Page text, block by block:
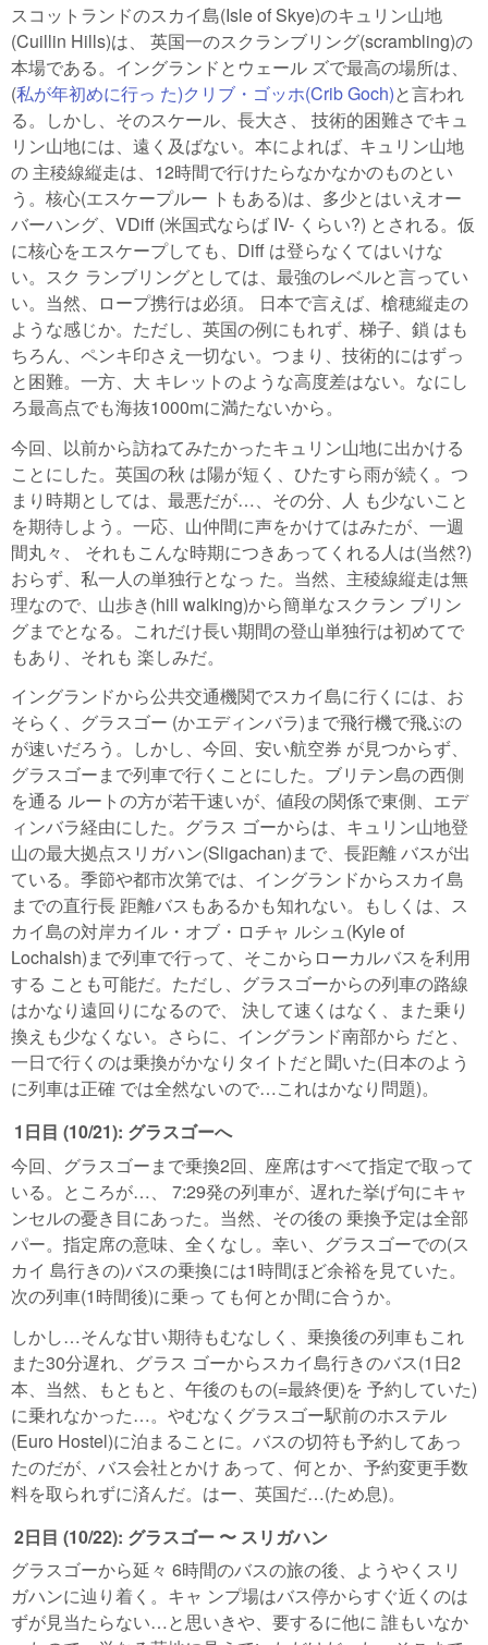
スコットランドのスカイ島(Isle of Skye)のキュリン山地
(Cuillin Hills)は、 英国一のスクランブリング(scrambling)の
本場である。イングランドとウェール ズで最高の場所は、
(私が年初めに行っ た)クリブ・ゴッホ(Crib Goch)と言われ
る。しかし、そのスケール、長大さ、 技術的困難さでキュ
リン山地には、遠く及ばない。本によれば、キュリン山地
の 主稜線縦走は、12時間で行けたらなかなかのものとい
う。核心(エスケープルー トもある)は、多少とはいえオー
バーハング、VDiff (米国式ならば IV- くらい?) とされる。仮
に核心をエスケープしても、Diff は登らなくてはいけな
い。スク ランブリングとしては、最強のレベルと言ってい
い。当然、ロープ携行は必須。 日本で言えば、槍穂縦走の
ような感じか。ただし、英国の例にもれず、梯子、鎖 はも
ちろん、ペンキ印さえ一切ない。つまり、技術的にはずっ
と困難。一方、大 キレットのような高度差はない。なにし
ろ最高点でも海抜1000mに満たないから。
今回、以前から訪ねてみたかったキュリン山地に出かける
ことにした。英国の秋 は陽が短く、ひたすら雨が続く。つ
まり時期としては、最悪だが…、その分、人 も少ないこと
を期待しよう。一応、山仲間に声をかけてはみたが、一週
間丸々、 それもこんな時期につきあってくれる人は(当然?)
おらず、私一人の単独行となっ た。当然、主稜線縦走は無
理なので、山歩き(hill walking)から簡単なスクラン ブリン
グまでとなる。これだけ長い期間の登山単独行は初めてで
もあり、それも 楽しみだ。
イングランドから公共交通機関でスカイ島に行くには、お
そらく、グラスゴー (かエディンバラ)まで飛行機で飛ぶの
が速いだろう。しかし、今回、安い航空券 が見つからず、
グラスゴーまで列車で行くことにした。ブリテン島の西側
を通る ルートの方が若干速いが、値段の関係で東側、エデ
ィンバラ経由にした。グラス ゴーからは、キュリン山地登
山の最大拠点スリガハン(Sligachan)まで、長距離 バスが出
ている。季節や都市次第では、イングランドからスカイ島
までの直行長 距離バスもあるかも知れない。もしくは、ス
カイ島の対岸カイル・オブ・ロチャ ルシュ(Kyle of
Lochalsh)まで列車で行って、そこからローカルバスを利用
する ことも可能だ。ただし、グラスゴーからの列車の路線
はかなり遠回りになるので、 決して速くはなく、また乗り
換えも少なくない。さらに、イングランド南部から だと、
一日で行くのは乗換がかなりタイトだと聞いた(日本のよう
に列車は正確 では全然ないので…これはかなり問題)。
1日目 (10/21): グラスゴーへ
今回、グラスゴーまで乗換2回、座席はすべて指定で取って
いる。ところが…、 7:29発の列車が、遅れた挙げ句にキャ
ンセルの憂き目にあった。当然、その後の 乗換予定は全部
パー。指定席の意味、全くなし。幸い、グラスゴーでの(ス
カイ 島行きの)バスの乗換には1時間ほど余裕を見ていた。
次の列車(1時間後)に乗っ ても何とか間に合うか。
しかし…そんな甘い期待もむなしく、乗換後の列車もこれ
また30分遅れ、グラス ゴーからスカイ島行きのバス(1日2
本、当然、もともと、午後のもの(=最終便)を 予約していた)
に乗れなかった…。やむなくグラスゴー駅前のホステル
(Euro Hostel)に泊まることに。バスの切符も予約してあっ
たのだが、バス会社とかけ あって、何とか、予約変更手数
料を取られずに済んだ。はー、英国だ…(ため息)。
2日目 (10/22): グラスゴー 〜 スリガハン
グラスゴーから延々 6時間のバスの旅の後、ようやくスリ
ガハンに辿り着く。キャ ンプ場はバス停からすぐ近くのは
ずが見当たらない…と思いきや、要するに他に 誰もいなか